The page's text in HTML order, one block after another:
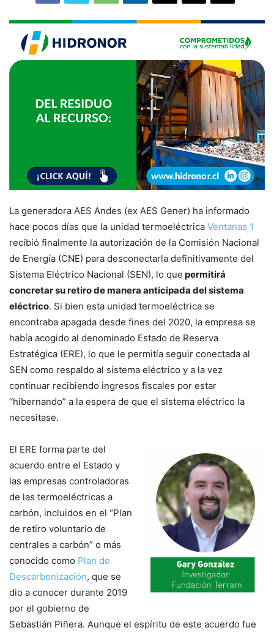
La generadora AES Andes (ex AES Gener) ha informado
hace pocos días que la unidad termoeléctrica Ventanas 1
recibió finalmente la autorización de la Comisión Nacional
de Energía (CNE) para desconectarla definitivamente del
Sistema Eléctrico Nacional (SEN), lo que permitirá
concretar su retiro de manera anticipada del sistema
eléctrico. Si bien esta unidad termoeléctrica se
encontraba apagada desde fines del 2020, la empresa se
había acogido al denominado Estado de Reserva
Estratégica (ERE), lo que le permitía seguir conectada al
SEN como respaldo al sistema eléctrico y a la vez
continuar recibiendo ingresos fiscales por estar
“hibernando” a la espera de que el sistema eléctrico la
necesitase.
El ERE forma parte del
acuerdo entre el Estado y
las empresas controladoras
de las termoeléctricas a
carbón, incluidos en el “Plan
de retiro voluntario de
centrales a carbón” o más
conocido como Plan de
Descarbonización, que se
dio a conocer durante 2019
por el gobierno de
Sebastián Piñera. Aunque el espíritu de este acuerdo fue